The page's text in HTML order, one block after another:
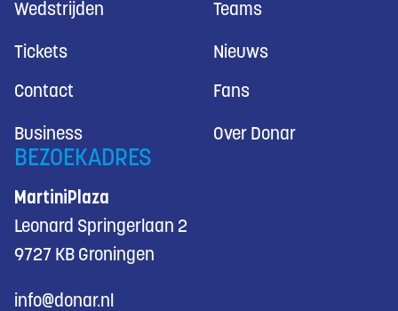
Wedstrijden Teams
Tickets Nieuws
Contact Fans
Business Over Donar
BEZOEKADRES
MartiniPlaza
Leonard Springerlaan 2
9727 KB Groningen
info@donar.nl